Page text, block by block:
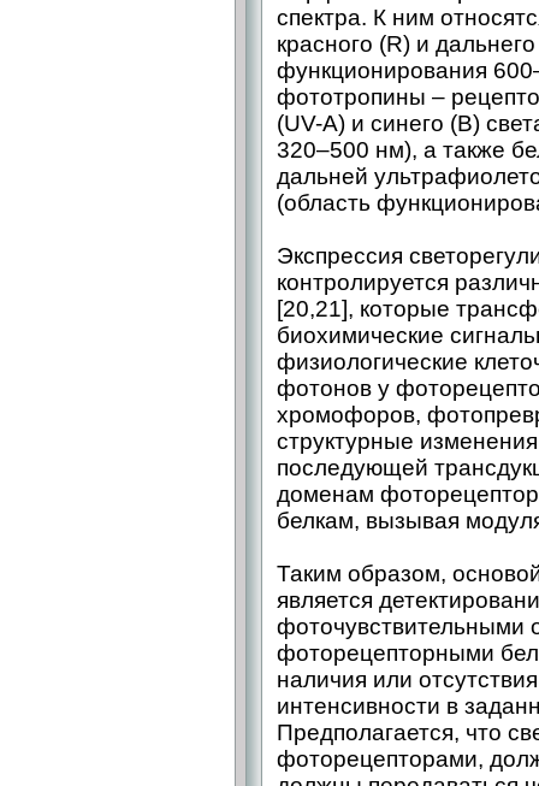
спектра. К ним
красного (R) и
функционирования
фототропины –
(UV-A) и синего (В)
320–500 нм), а также
дальней
(область
Экспрессия
контролируется
[20,21], которые
биохимические
физиологические
фотонов у
хромофоров,
структурные
последующей
доменам
белкам, вызывая
Таким образом,
является
фоточувствительными
фоторецепторными
наличия или
интенсивности в
Предполагается, что
фоторецепторами,